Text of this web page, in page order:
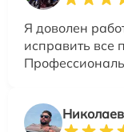
Я доволен
исправить все